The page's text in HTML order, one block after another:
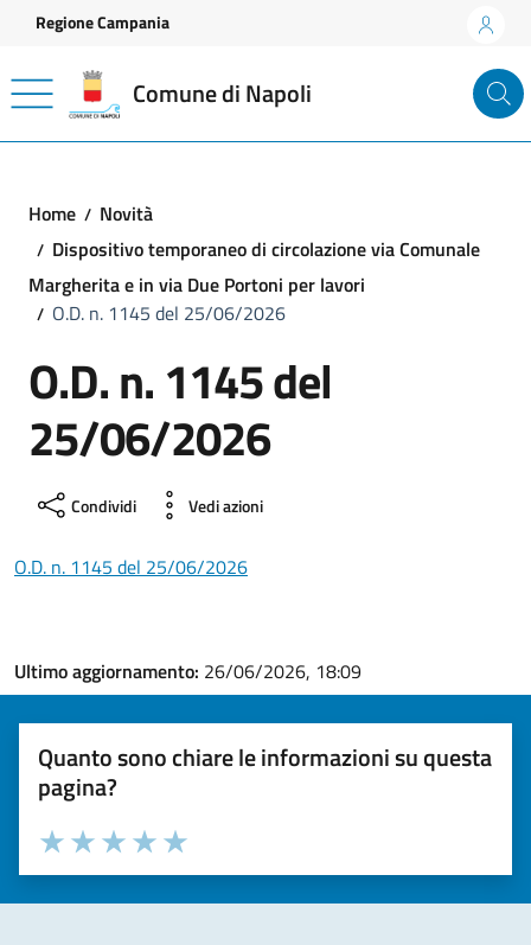
Vai ai contenuti
Vai al footer
Regione Campania
Comune di Napoli
Home
Novità
Dispositivo temporaneo di circolazione via Comunale
Margherita e in via Due Portoni per lavori
O.D. n. 1145 del 25/06/2026
O.D. n. 1145 del
25/06/2026
Condividi Vedi azioni
O.D. n. 1145 del 25/06/2026
Ultimo aggiornamento: 26/06/2026, 18:09
Quanto sono chiare le informazioni su questa
pagina?
Valuta la chiarezza delle informazioni (da 1 a 5 stelle)
Seleziona il numero di stelle per valutare la chiarezza delle
Valuta 5 stelle su 5
Valuta 4 stelle su 5
Valuta 3 stelle su 5
Valuta 2 stelle su 5
Valuta 1 stelle su 5